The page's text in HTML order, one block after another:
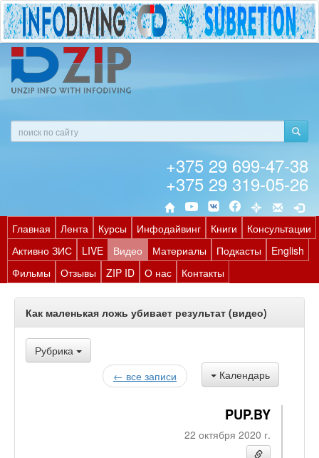
+375 29 699-47-38
+375 29 319-05-26
Главная Лента Курсы Инфодайвинг Книги
Консультации
Активно ЗИС
LIVE Видео Материалы Подкасты
English
Фильмы
Отзывы ZIP ID О нас Контакты
Как маленькая ложь убивает результат (видео)
Рубрика
Календарь
← все записи
PUP.BY
22 октября 2020 г.